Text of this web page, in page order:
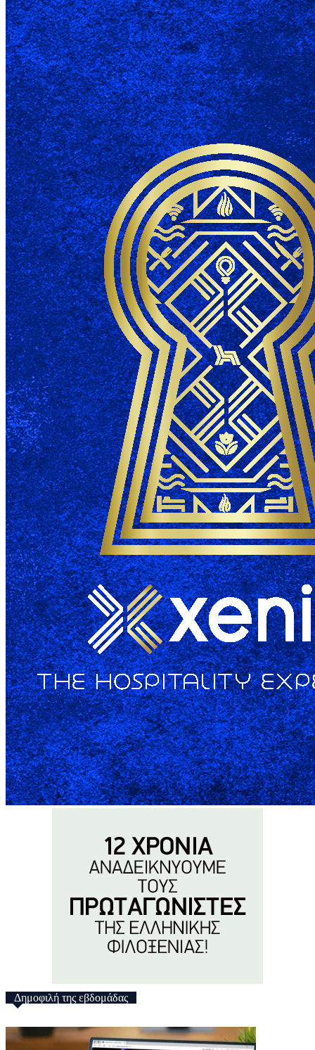
Δημοφιλή της εβδομάδας